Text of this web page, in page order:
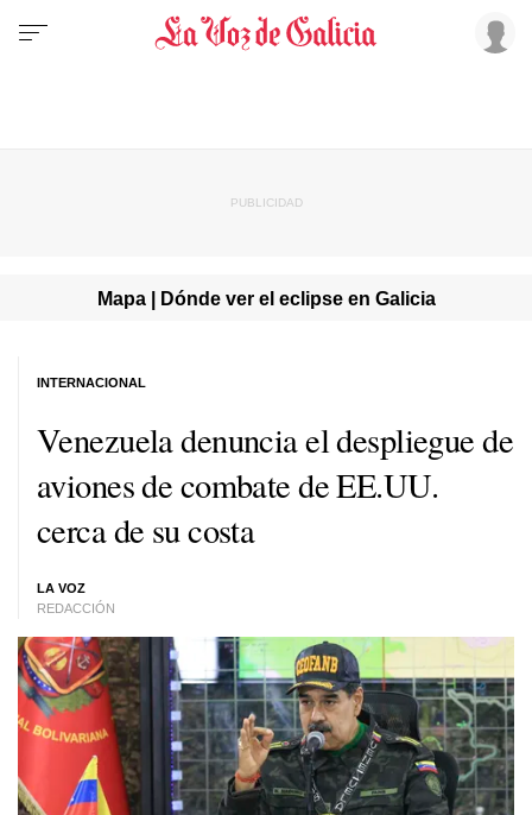
Mapa | Dónde ver el eclipse en Galicia
Venezuela denuncia el despliegue de
aviones de combate de EE.UU.
cerca de su costa
LA VOZ
REDACCIÓN
INTERNACIONAL